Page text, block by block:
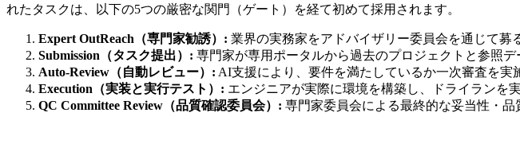
れたタスクは、以下の5つの厳密な関門（ゲート）を経て初めて採用されます。
Expert OutReach（専門家勧誘）: 業界の実務家をアドバイザリー委員会を通じて募
Submission（タスク提出）: 専門家が専用ポータルから過去のプロジェクトと参照デ
Auto-Review（自動レビュー）: AI支援により、要件を満たしているか一次審査を実
Execution（実装と実行テスト）: エンジニアが実際に環境を構築し、ドライランを
QC Committee Review（品質確認委員会）: 専門家委員会による最終的な妥当性・品